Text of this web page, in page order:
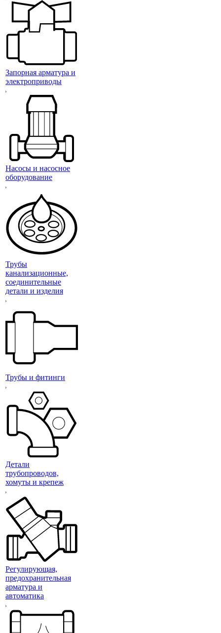
Запорная арматура и
электроприводы
Насосы и насосное
оборудование
Трубы
канализационные,
соединительные
детали и изделия
Трубы и фитинги
Детали
трубопроводов,
хомуты и крепеж
Регулирующая,
предохранительная
арматура и
автоматика